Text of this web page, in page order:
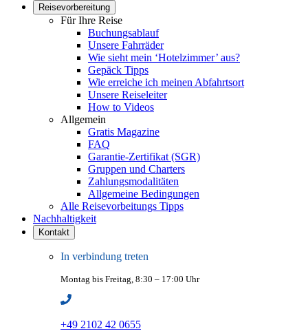
Reisevorbereitung
Für Ihre Reise
Buchungsablauf
Unsere Fahrräder
Wie sieht mein ‘Hotelzimmer’ aus?
Gepäck Tipps
Wie erreiche ich meinen Abfahrtsort
Unsere Reiseleiter
How to Videos
Allgemein
Gratis Magazine
FAQ
Garantie-Zertifikat (SGR)
Gruppen und Charters
Zahlungsmodalitäten
Allgemeine Bedingungen
Alle Reisevorbeitungs Tipps
Nachhaltigkeit
Kontakt
In verbindung treten
Montag bis Freitag, 8:30 – 17:00 Uhr
+49 2102 42 0655